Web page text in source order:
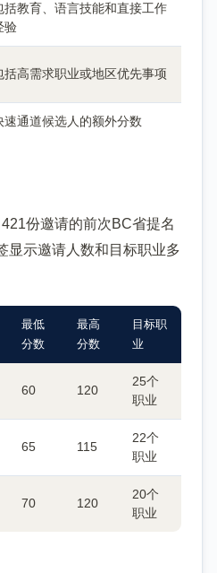
括教育、语言技能和直接工作
验
括高需求职业或地区优先事项
速通道候选人的额外分数
份邀请的前次BC省提名
显示邀请人数和目标职业多
最低
分数
最高
分数
目标职
业
60 120
25个
职业
65 115
22个
职业
70 120
20个
职业